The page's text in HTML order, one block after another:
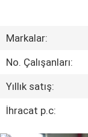
VR
GÖSTERISI
Markalar:
No. Çalışanları:
Yıllık satış:
İhracat p.c: